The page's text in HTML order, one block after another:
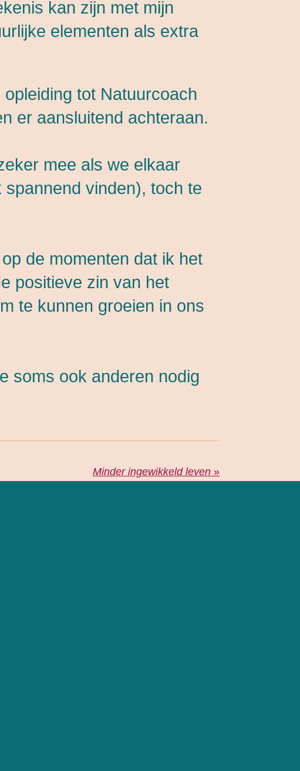
kan zijn met mijn
elementen als extra
tot Natuurcoach
er aansluitend achteraan.
mee als we elkaar
vinden), toch te
de momenten dat ik het
positieve zin van het
te kunnen groeien in ons
soms ook anderen nodig
Minder ingewikkeld leven »